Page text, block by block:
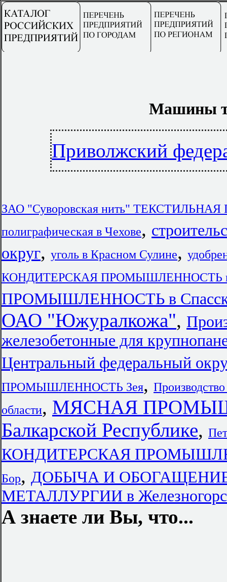
Машины
Приволжский
ЗАО "Суворовская нить"
полиграфическая в Чехове,
округ, уголь в Красном Сулине,
КОНДИТЕРСКАЯ ПРОМЫШЛЕННОСТЬ в
ПРОМЫШЛЕННОСТЬ в
ОАО "Южуралкожа",
железобетонные для
Центральный федеральный
ПРОМЫШЛЕННОСТЬ Зея,
области, МЯСНАЯ
Балкарской Республике,
КОНДИТЕРСКАЯ
Бор, ДОБЫЧА И
МЕТАЛЛУРГИИ в
А знаете ли Вы, что...